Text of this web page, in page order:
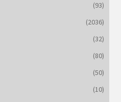
(93)
(2036)
(32)
(80)
(50)
(10)